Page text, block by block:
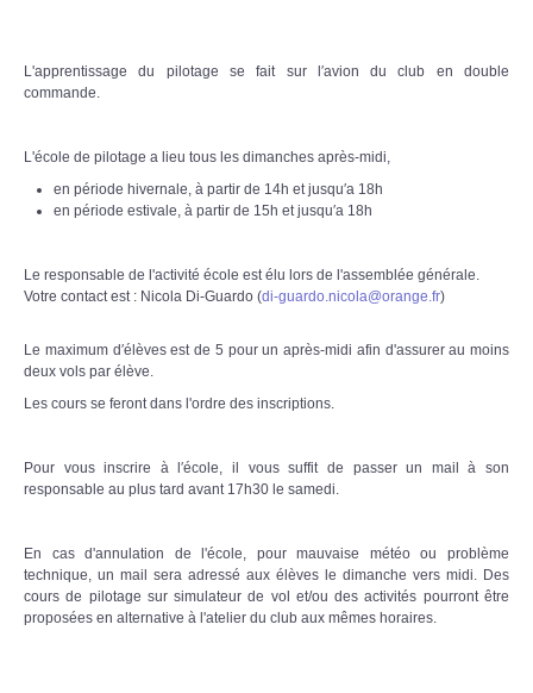
L'apprentissage du pilotage se fait sur l′avion du club en double
commande.
L'école de pilotage a lieu tous les dimanches après-midi,
en période hivernale, à partir de 14h et jusqu′a 18h
en période estivale, à partir de 15h et jusqu′a 18h
Le responsable de l'activité école est élu lors de l'assemblée générale.
Votre contact est : Nicola Di-Guardo (di-guardo.nicola@orange.fr)
Le maximum d′élèves est de 5 pour un après-midi afin d'assurer au moins
deux vols par élève.
Les cours se feront dans l'ordre des inscriptions.
Pour vous inscrire à l′école, il vous suffit de passer un mail à son
responsable au plus tard avant 17h30 le samedi.
En cas d'annulation de l'école, pour mauvaise météo ou problème
technique, un mail sera adressé aux élèves le dimanche vers midi. Des
cours de pilotage sur simulateur de vol et/ou des activités pourront être
proposées en alternative à l'atelier du club aux mêmes horaires.